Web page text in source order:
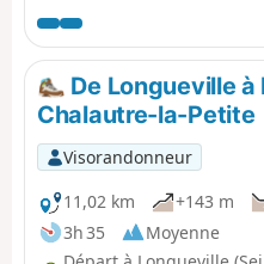
vallée de la Seine.Pour
il est proposé une nuit en
Donnemarie-Dontilly, à peu
deux gares, après une
un paysage un peu plus
juste au Nord.
De Longueville à
Chalautre-la-Petite
Visorandonneur
11,02 km
+143 m
3h 35
Moyenne